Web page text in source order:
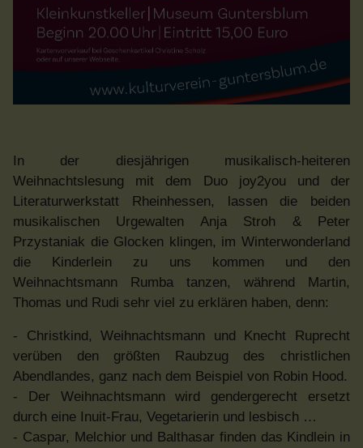
In der diesjährigen musikalisch-heiteren
Weihnachtslesung mit dem Duo joy2you und der
Literaturwerkstatt Rheinhessen, lassen die beiden
musikalischen Urgewalten Anja Stroh & Peter
Przystaniak die Glocken klingen, im Winterwonderland
die Kinderlein zu uns kommen und den
Weihnachtsmann Rumba tanzen, während Martin,
Thomas und Rudi sehr viel zu erklären haben, denn:
- Christkind, Weihnachtsmann und Knecht Ruprecht
verüben den größten Raubzug des christlichen
Abendlandes, ganz nach dem Beispiel von Robin Hood.
- Der Weihnachtsmann wird gendergerecht ersetzt
durch eine Inuit-Frau, Vegetarierin und lesbisch …
- Caspar, Melchior und Balthasar finden das Kindlein in